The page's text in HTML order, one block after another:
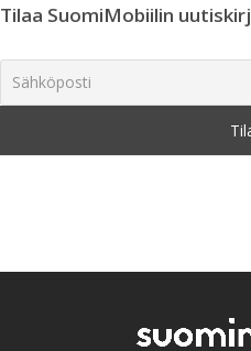
Tilaa SuomiMobiilin